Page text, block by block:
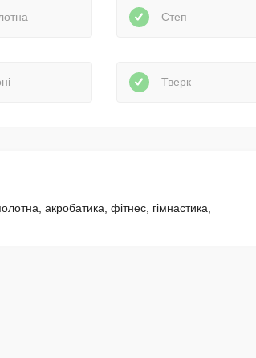
Степ
Тверк
акробатика, фітнес, гімнастика,